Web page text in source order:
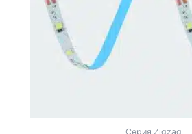
Серия Zigzag